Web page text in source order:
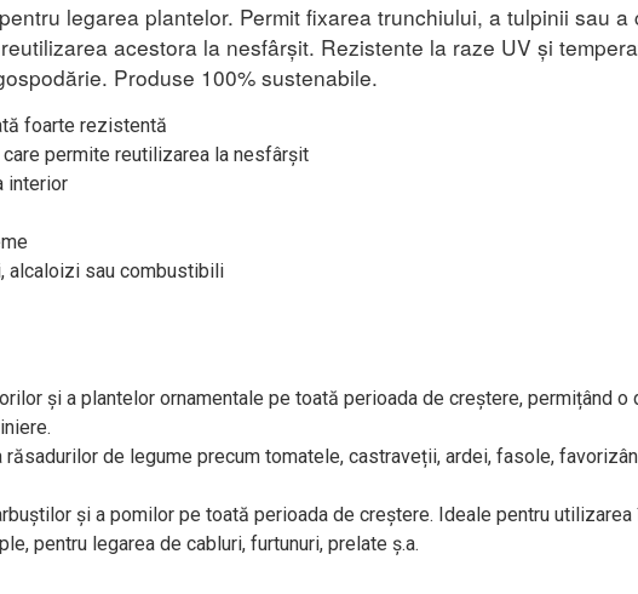
legarea plantelor. Permit fixarea trunchiului, a tulpinii sau
acestora la nesfârșit. Rezistente la raze UV și
Produse 100% sustenabile.
foarte rezistentă
permite reutilizarea la nesfârșit
interior
alcaloizi sau combustibili
și a plantelor ornamentale pe toată perioada de creștere, permițând
răsadurilor de legume precum tomatele, castraveții, ardei, fasole,
și a pomilor pe toată perioada de creștere. Ideale pentru
pentru legarea de cabluri, furtunuri, prelate ș.a.